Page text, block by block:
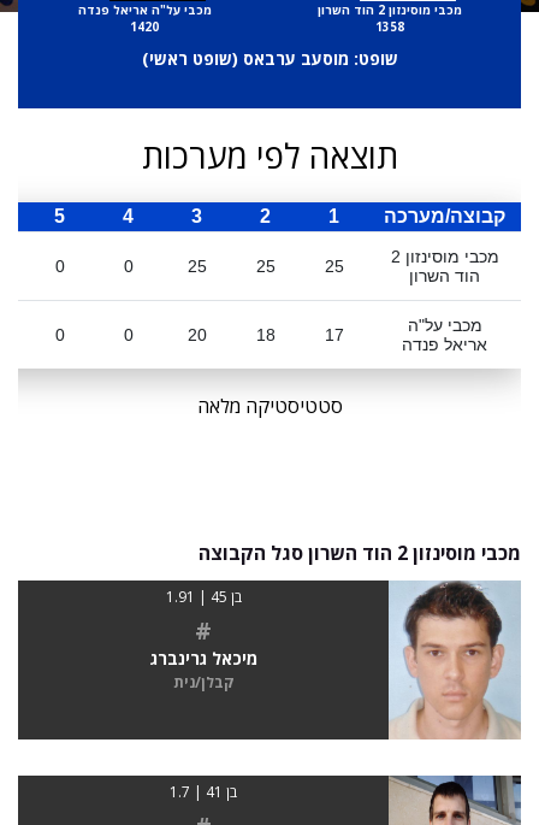
מכבי מוסינזון 2 הוד השרון
1358
מכבי על"ה אריאל פנדה
1420
שופט: מוסעב ערבאס (שופט ראשי)
תוצאה לפי מערכות
קבוצה/מערכה 1
2
3
4
5
מכבי מוסינזון 2
הוד השרון
25
25
25
0
0
מכבי על"ה
אריאל פנדה
17
18
20
0
0
סטטיסטיקה מלאה
מכבי מוסינזון 2 הוד השרון סגל הקבוצה
בן 45 | 1.91
#
מיכאל גרינברג
קבלן/נית
בן 41 | 1.7